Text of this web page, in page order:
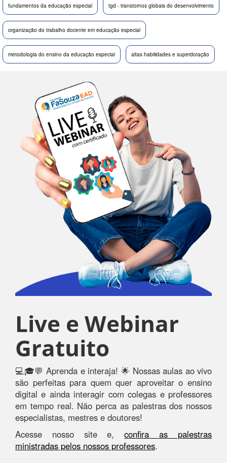
fundamentos da educação especial tgd - transtornos globais do desenvolvimento
organização do trabalho docente em educação especial
metodologia do ensino da educação especial altas habilidades e superdotação
Live e Webinar
Gratuito
💻🎓💬 Aprenda e interaja! 🌟 Nossas aulas ao vivo
são perfeitas para quem quer aproveitar o ensino
digital e ainda interagir com colegas e professores
em tempo real. Não perca as palestras dos nossos
especialistas, mestres e doutores!
Acesse nosso site e,confira as palestras
ministradas pelos nossos professores.